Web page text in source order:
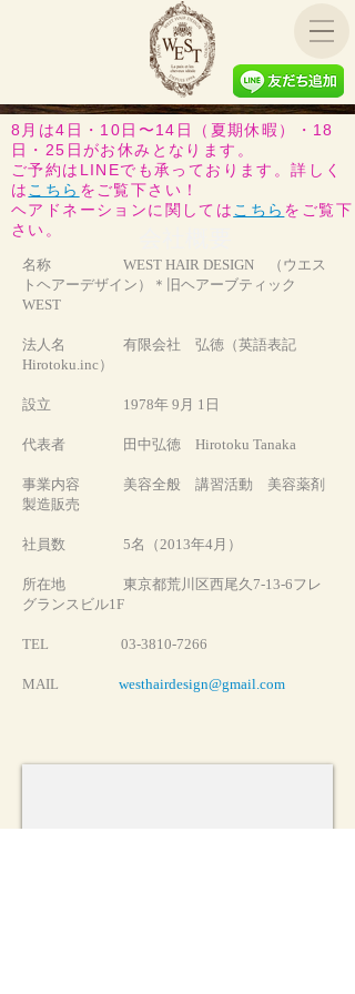
8月は4日・10日〜14日（夏期休暇）・18
日・25日がお休みとなります。
ご予約はLINEでも承っております。詳しく
は こちら をご覧下さい！
​ヘアドネーションに関しては こちら をご覧下
さい。
名称 WEST HAIR DESIGN （ウエス
トヘアーデザイン）＊旧ヘアーブティック
WEST
法人名 有限会社 弘徳（英語表記
Hirotoku.inc）
設立 1978年 9月 1日
代表者 田中弘徳 Hirotoku Tanaka
事業内容 美容全般 講習活動 美容薬剤
製造販売
社員数 5名（2013年4月）
所在地 東京都荒川区西尾久7-13-6フレ
グランスビル1F
TEL 03-3810-7266
MAIL westhairdesign@gmail.com